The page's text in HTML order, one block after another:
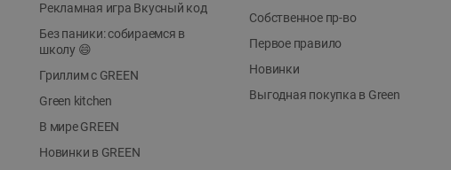
Рекламная игра Вкусный код
Без паники: собираемся в
школу 😄
Гриллим с GREEN
Green kitchen
В мире GREEN
Новинки в GREEN
Собственное пр-во
Первое правило
Новинки
Выгодная покупка в Green